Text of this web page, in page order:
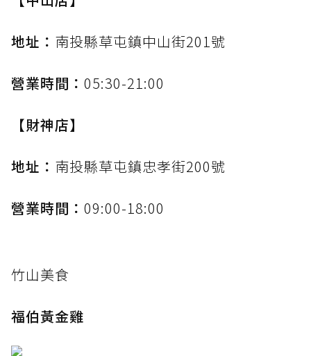
地址： 南投縣草屯鎮中山街201號
營業時間： 05:30-21:00
【財神店】
地址： 南投縣草屯鎮忠孝街200號
營業時間： 09:00-18:00
竹山美食
福伯黃金雞